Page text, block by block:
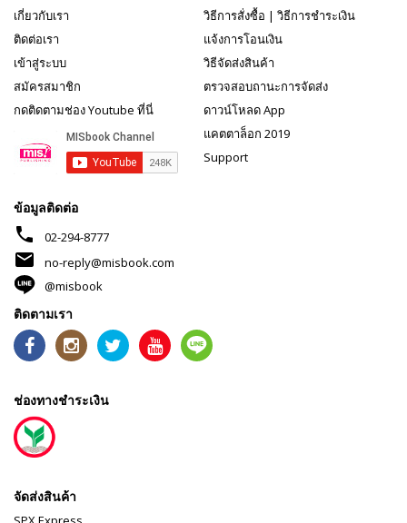
เกี่ยวกับเรา
ติดต่อเรา
เข้าสู่ระบบ
สมัครสมาชิก
กดติดตามช่อง Youtube ที่นี่
วิธีการสั่งซื้อ | วิธีการชำระเงิน
แจ้งการโอนเงิน
วิธีจัดส่งสินค้า
ตรวจสอบถานะการจัดส่ง
ดาวน์โหลด App
แคตตาล็อก 2019
Support
ข้อมูลติดต่อ
phone 02-294-8777
mail
no-reply@misbook.com
@misbook
ติดตามเรา
ช่องทางชำระเงิน
จัดส่งสินค้า